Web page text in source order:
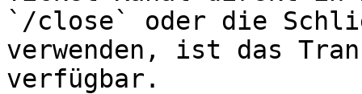
`/close` oder die
verwenden, ist das
verfügbar.